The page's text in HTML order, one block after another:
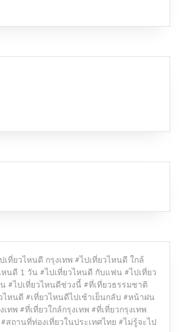
เที่ยวไหนดี กรุงเทพ #ไปเที่ยวไหนดี ใกล้
หนดี 1 วัน #ไปเที่ยวไหนดี กับแฟน #ไปเที่ยว
#ไปเที่ยวไหนดีช่วงนี้ #ที่เที่ยวธรรมชาติ
ไหนดี #เที่ยวไหนดีไปเช้าเย็นกลับ #หน้าฝน
เทพ #ที่เที่ยวใกล้กรุงเทพ #ที่เที่ยวกรุงเทพ
สถานที่ท่องเที่ยวในประเทศไทย #ไม่รู้จะไป